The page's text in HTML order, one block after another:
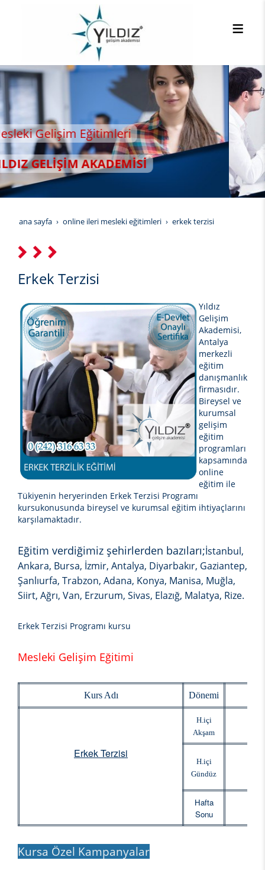
ana sayfa online i̇leri mesleki eğitimleri erkek terzisi
Erkek Terzisi
Yıldız
Gelişim
Akademisi,
Antalya
merkezli
eğitim
danışmanlık
firmasıdır.
Bireysel ve
kurumsal
gelişim
eğitim
programları
kapsamında
online
eğitim ile
Tükiyenin heryerinden Erkek Terzisi Programı
kursukonusunda bireysel ve kurumsal eğitim ihtiyaçlarını
karşılamaktadır.
Eğitim verdiğimiz şehirlerden bazıları;İstanbul,
Ankara, Bursa, İzmir, Antalya, Diyarbakır, Gaziantep,
Şanlıurfa, Trabzon, Adana, Konya, Manisa, Muğla,
Siirt, Ağrı, Van, Erzurum, Sivas, Elazığ, Malatya, Rize.
Erkek Terzisi Programı kursu
Mesleki Gelişim Eğitimi
Kurs Adı Dönemi
Erkek Terzisi
H.içi
Akşam
H.içi
Gündüz
Hafta
Sonu
Kursa Özel Kampanyalar